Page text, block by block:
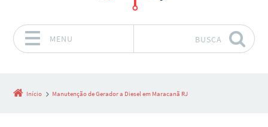
MENU BUSCA
Início Manutenção de Gerador a Diesel em Maracanã RJ